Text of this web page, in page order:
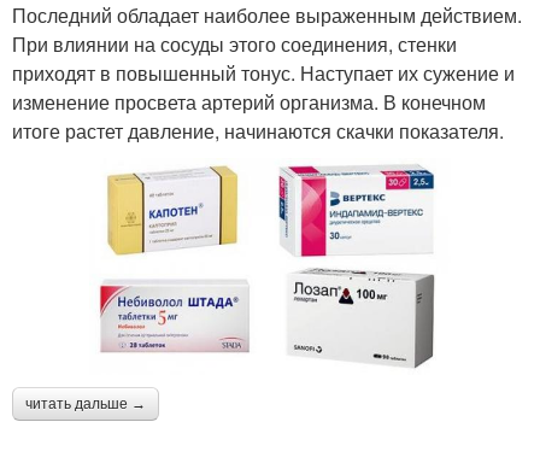
Последний обладает наиболее выраженным действием.
При влиянии на сосуды этого соединения, стенки
приходят в повышенный тонус. Наступает их сужение и
изменение просвета артерий организма. В конечном
итоге растет давление, начинаются скачки показателя.
читать дальше →